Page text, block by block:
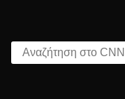
Αναζήτηση στο CNN.gr